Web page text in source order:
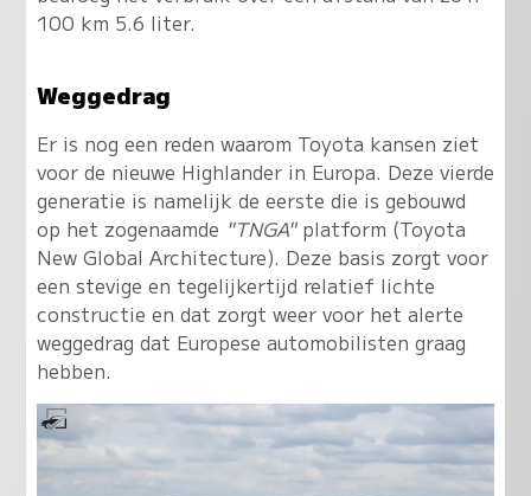
100 km 5.6 liter.
Weggedrag
Er is nog een reden waarom Toyota kansen ziet
voor de nieuwe Highlander in Europa. Deze vierde
generatie is namelijk de eerste die is gebouwd
op het zogenaamde "TNGA"platform (Toyota
New Global Architecture). Deze basis zorgt voor
een stevige en tegelijkertijd relatief lichte
constructie en dat zorgt weer voor het alerte
weggedrag dat Europese automobilisten graag
hebben.